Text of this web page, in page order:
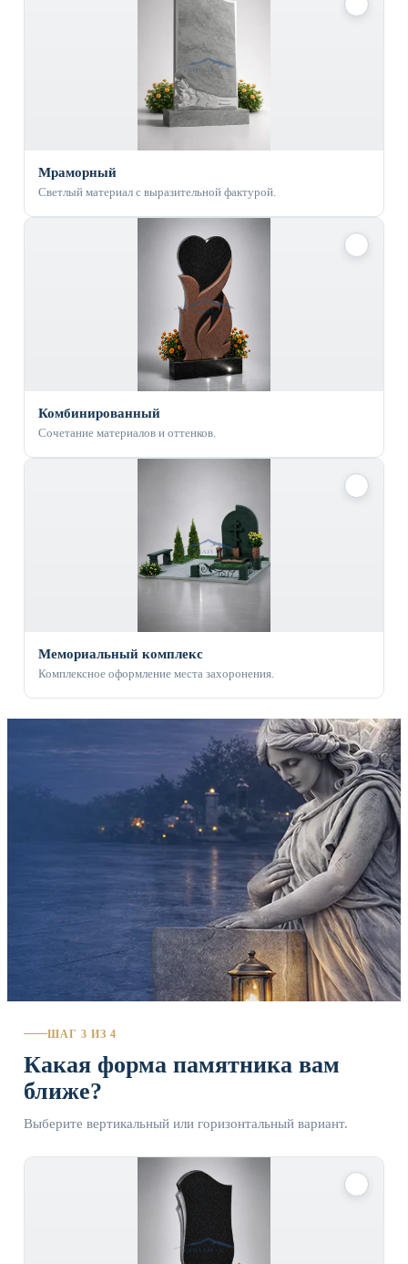
Мраморный
Светлый материал с выразительной фактурой.
Комбинированный
Сочетание материалов и оттенков.
Мемориальный комплекс
Комплексное оформление места захоронения.
ШАГ 3 ИЗ 4
Какая форма памятника вам
ближе?
Выберите вертикальный или горизонтальный вариант.